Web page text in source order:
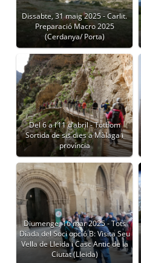
Dissabte, 31 maig 2025 - Carlit.
Preparació Macro 2025
(Cerdanya/ Porta)
Del 6 a l’11 d’abril - Tothom
Sortida de sis dies a Màlaga i
província
Diumenge, 16 mar 2025 - Tots
Diada del Soci opció B: Visita Seu
Vella de Lleida i Casc Antic de la
Ciutat (Lleida)